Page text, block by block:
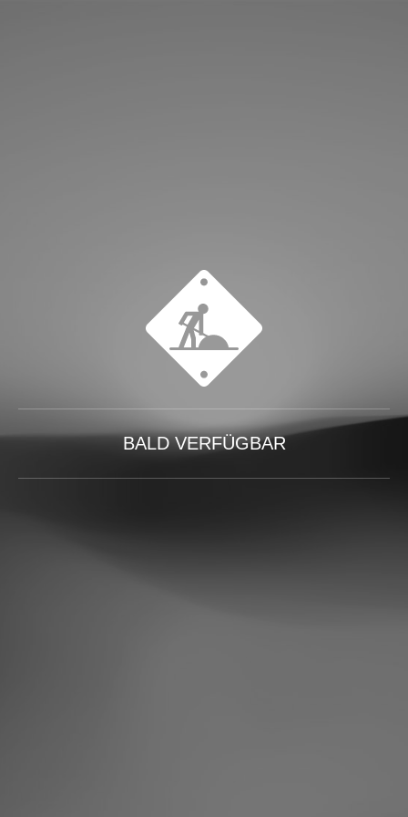
BALD VERFÜGBAR